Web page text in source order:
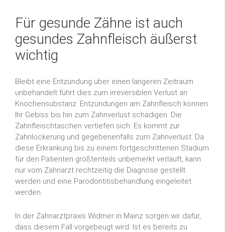
Für gesunde Zähne ist auch
gesundes Zahnfleisch äußerst
wichtig
Bleibt eine Entzündung über einen längeren Zeitraum
unbehandelt führt dies zum irreversiblen Verlust an
Knochensubstanz. Entzündungen am Zahnfleisch können
Ihr Gebiss bis hin zum Zahnverlust schädigen. Die
Zahnfleischtaschen vertiefen sich. Es kommt zur
Zahnlockerung und gegebenenfalls zum Zahnverlust. Da
diese Erkrankung bis zu einem fortgeschrittenen Stadium
für den Patienten größtenteils unbemerkt verläuft, kann
nur vom Zahnarzt rechtzeitig die Diagnose gestellt
werden und eine Parodontitisbehandlung eingeleitet
werden.
In der Zahnarztpraxis Widmer in Mainz sorgen wir dafür,
dass diesem Fall vorgebeugt wird. Ist es bereits zu